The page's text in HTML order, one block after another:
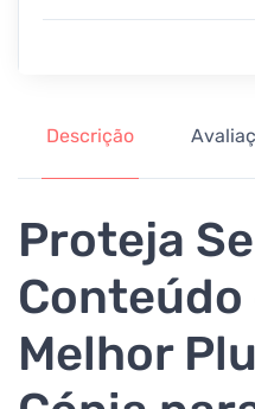
Descrição
Proteja
Conteúdo
Melhor